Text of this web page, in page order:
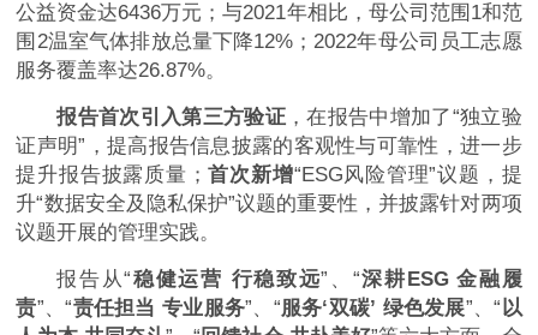
公益资金达6436万元；与2021年相比，母公司范围1和范
围2温室气体排放总量下降12%；2022年母公司员工志愿
服务覆盖率达26.87%。
报告首次引入第三方验证 ，在报告中增加了“独立验
证声明”，提高报告信息披露的客观性与可靠性，进一步
提升报告披露质量； 首次新增“ESG风险管理”议题，提
升“数据安全及隐私保护”议题的重要性，并披露针对两项
议题开展的管理实践。
报告从“稳健运营 行稳致远”、“深耕ESG 金融履
责”、“责任担当 专业服务”、“服务‘双碳’ 绿色发展”、“以